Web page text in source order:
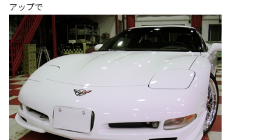
アップで